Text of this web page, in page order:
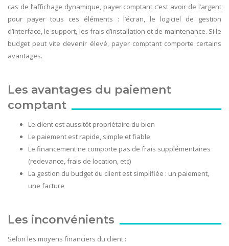
cas de l’affichage dynamique, payer comptant c’est avoir de l’argent
pour payer tous ces éléments : l’écran, le logiciel de gestion
d’interface, le support, les frais d’installation et de maintenance. Si le
budget peut vite devenir élevé, payer comptant comporte certains
avantages.
Les avantages du paiement
comptant
Le client est aussitôt propriétaire du bien
Le paiement est rapide, simple et fiable
Le financement ne comporte pas de frais supplémentaires
(redevance, frais de location, etc)
La gestion du budget du client est simplifiée : un paiement,
une facture
Les inconvénients
Selon les moyens financiers du client :